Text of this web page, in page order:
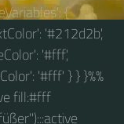
{
'#212d2b',
'#fff',
'#fff' } } }%%
fill:#fff